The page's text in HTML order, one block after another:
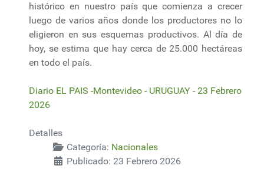
histórico en nuestro país que comienza a crecer
luego de varios años donde los productores no lo
eligieron en sus esquemas productivos. Al día de
hoy, se estima que hay cerca de 25.000 hectáreas
en todo el país.
Diario EL PAIS -Montevideo - URUGUAY - 23 Febrero
2026
Detalles
Categoría: Nacionales
Publicado: 23 Febrero 2026